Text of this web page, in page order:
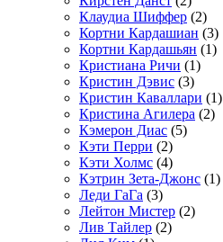
Клаудиа Шиффер (2)
Кортни Кардашиан (3)
Кортни Кардашьян (1)
Кристиана Ричи (1)
Кристин Дэвис (3)
Кристин Каваллари (1)
Кристина Агилера (2)
Кэмерон Диас (5)
Кэти Перри (2)
Кэти Холмс (4)
Кэтрин Зета-Джонс (1)
Леди ГаГа (3)
Лейтон Мистер (2)
Лив Тайлер (2)